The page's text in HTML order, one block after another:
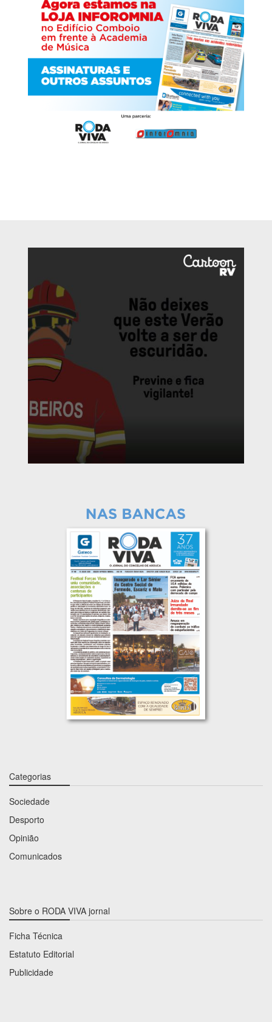
Categorias
Sociedade
Desporto
Opinião
Comunicados
Sobre o RODA VIVA jornal
Ficha Técnica
Estatuto Editorial
Publicidade